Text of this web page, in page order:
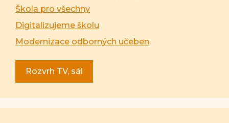
Škola pro všechny
Digitalizujeme školu
Modernizace odborných učeben
Rozvrh TV, sál